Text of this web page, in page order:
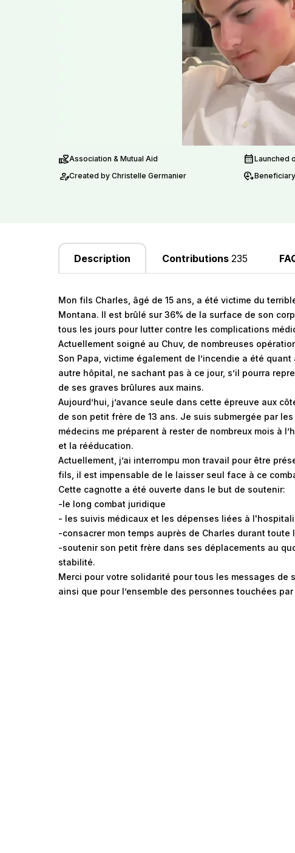
volunteer_activismAssociation & Mutual Aid calendar_monthLaunched
person_editCreated by Christelle Germanier move_location
Description Contributions 235
Mon fils Charles, âgé de 15 ans, a été victime du
Montana. Il est brûlé sur 36% de la surface de son
tous les jours pour lutter contre les complications
Actuellement soigné au Chuv, de nombreuses
Son Papa, victime également de l’incendie a été
autre hôpital, ne sachant pas à ce jour, s’il pourra
de ses graves brûlures aux mains.
Aujourd’hui, j’avance seule dans cette épreuve aux
de son petit frère de 13 ans. Je suis submergée par
médecins me préparent à rester de nombreux mois à
et la rééducation.
Actuellement, j’ai interrompu mon travail pour être
fils, il est impensable de le laisser seul face à ce
Cette cagnotte a été ouverte dans le but de soutenir:
-le long combat juridique
- les suivis médicaux et les dépenses liées à
-consacrer mon temps auprès de Charles durant toute
-soutenir son petit frère dans ses déplacements au
stabilité.
Merci pour votre solidarité pour tous les messages de
ainsi que pour l’ensemble des personnes touchées